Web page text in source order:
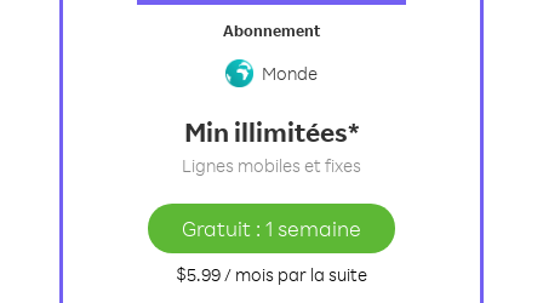
Abonnement
Monde
Min illimitées*
Lignes mobiles et fixes
Gratuit : 1 semaine
$5.99/ mois par la suite